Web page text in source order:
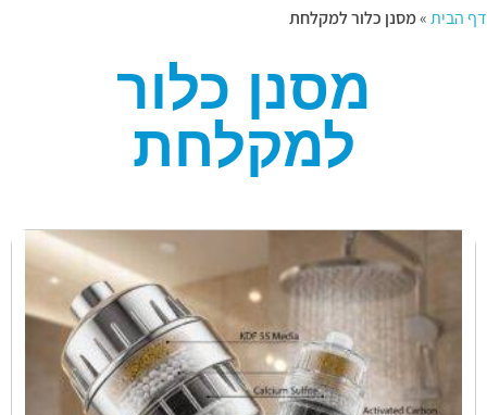
דף הבית»מסנן כלור למקלחת
מסנן כלור
למקלחת